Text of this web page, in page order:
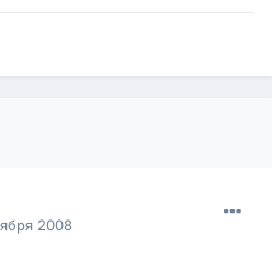
2008